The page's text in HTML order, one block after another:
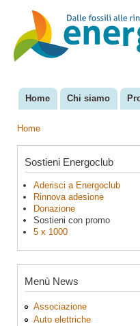
EnergoClub
per la
riconversione
del sistema
Menu principale
Home Chi siamo
Home
Sostieni Energoclub
Aderisci a Energoclub
Rinnova adesione
Donazione
Sostieni con promo
5 x 1000
Menù News
Associazione
Auto elettriche